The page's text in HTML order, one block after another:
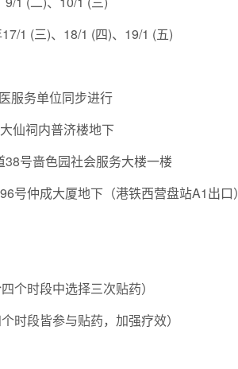
(三)、18/1 (四)、19/1 (五)
服务单位同步进行
仙祠内普济楼地下
号啬色园社会服务大楼一楼
号仲成大厦地下（港铁西营盘站A1出口）
个时段中选择三次贴药）
时段皆参与贴药，加强疗效）